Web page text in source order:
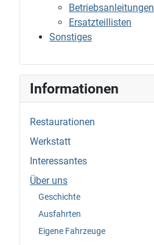
Betriebsanleitungen
Ersatzteillisten
Sonstiges
Informationen
Restaurationen
Werkstatt
Interessantes
Über uns
Geschichte
Ausfahrten
Eigene Fahrzeuge